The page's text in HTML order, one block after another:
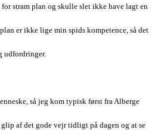
stram plan og skulle slet ikke have lagt en
er ikke lige min spids kompetence, så det
udfordringer.
så jeg kom typisk først fra Alberge
af det gode vejr tidligt på dagen og at se